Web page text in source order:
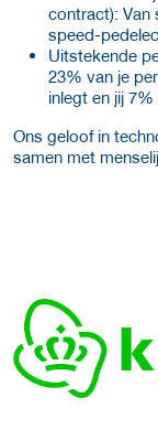
contract):
speed-
Uitstekende
23% van je
inlegt en jij 7%
Ons geloof in
samen met
Meer